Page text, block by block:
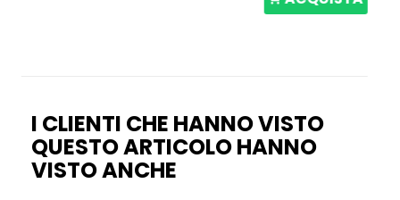
I CLIENTI CHE HANNO VISTO
QUESTO ARTICOLO HANNO
VISTO ANCHE